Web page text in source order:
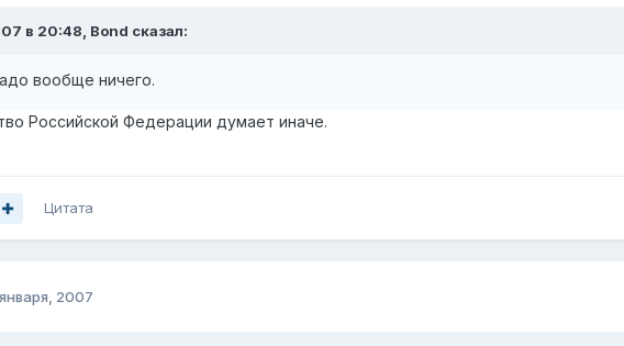
в 20:48, Bond сказал:
вообще ничего.
Российской Федерации думает иначе.
Цитата
января, 2007